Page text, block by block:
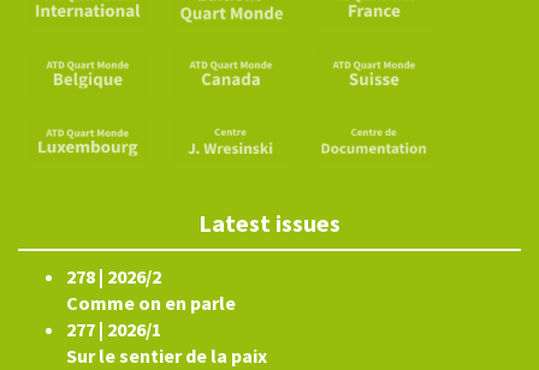
Latest issues
278 | 2026/2
Comme on en parle
277 | 2026/1
Sur le sentier de la paix